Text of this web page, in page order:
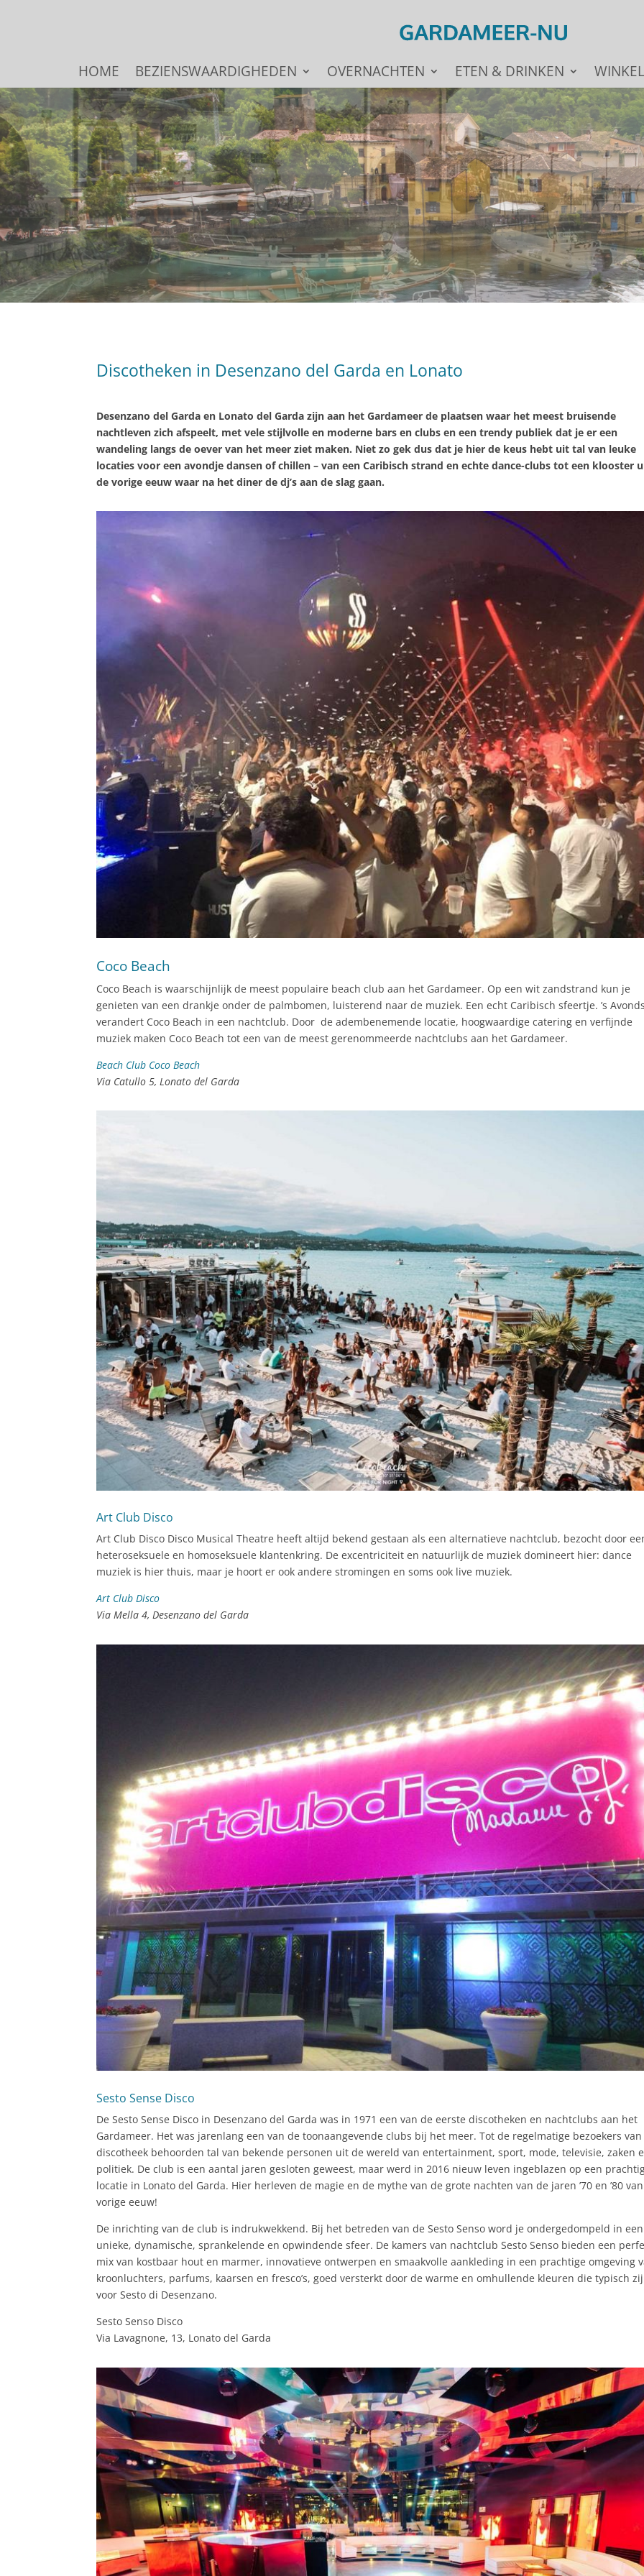
HOME BEZIENSWAARDIGHEDEN OVERNACHTEN ETEN & DRINKEN
Discotheken in Desenzano del Garda en Lonato
Desenzano del Garda en Lonato del Garda zijn aan het Gardameer de plaatsen waar het meest bruisende
nachtleven zich afspeelt, met vele stijlvolle en moderne bars en clubs en een trendy publiek dat je er een
wandeling langs de oever van het meer ziet maken. Niet zo gek dus dat je hier de keus hebt uit tal van leuke
locaties voor een avondje dansen of chillen – van een Caribisch strand en echte dance-clubs tot een klooster
de vorige eeuw waar na het diner de dj’s aan de slag gaan.
Coco Beach
Coco Beach is waarschijnlijk de meest populaire beach club aan het Gardameer. Op een wit zandstrand kun je
genieten van een drankje onder de palmbomen, luisterend naar de muziek. Een echt Caribisch sfeertje. ’s
verandert Coco Beach in een nachtclub. Door de adembenemende locatie, hoogwaardige catering en verfijnde
muziek maken Coco Beach tot een van de meest gerenommeerde nachtclubs aan het Gardameer.
Beach Club Coco Beach
Via Catullo 5, Lonato del Garda
Art Club Disco
Art Club Disco Disco Musical Theatre heeft altijd bekend gestaan ​​als een alternatieve nachtclub, bezocht door
heteroseksuele en homoseksuele klantenkring. De excentriciteit en natuurlijk de muziek domineert hier: dance
muziek is hier thuis, maar je hoort er ook andere stromingen en soms ook live muziek.
Art Club Disco
Via Mella 4, Desenzano del Garda
Sesto Sense Disco
De Sesto Sense Disco in Desenzano del Garda was in 1971 een van de eerste discotheken en nachtclubs aan het
Gardameer. Het was jarenlang een van de toonaangevende clubs bij het meer. Tot de regelmatige bezoekers
discotheek behoorden tal van bekende personen uit de wereld van entertainment, sport, mode, televisie, zaken
politiek. De club is een aantal jaren gesloten geweest, maar werd in 2016 nieuw leven ingeblazen op een
locatie in Lonato del Garda. Hier herleven de magie en de mythe van de grote nachten van de jaren ’70 en ’80
vorige eeuw!
De inrichting van de club is indrukwekkend. Bij het betreden van de Sesto Senso word je ondergedompeld in een
unieke, dynamische, sprankelende en opwindende sfeer. De kamers van nachtclub Sesto Senso bieden een
mix van kostbaar hout en marmer, innovatieve ontwerpen en smaakvolle aankleding in een prachtige omgeving
kroonluchters, parfums, kaarsen en fresco’s, goed versterkt door de warme en omhullende kleuren die typisch
voor Sesto di Desenzano.
Sesto Senso Disco
Via Lavagnone, 13, Lonato del Garda